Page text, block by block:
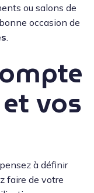
ou salons de
occasion de
.
vos
à définir
faire de votre